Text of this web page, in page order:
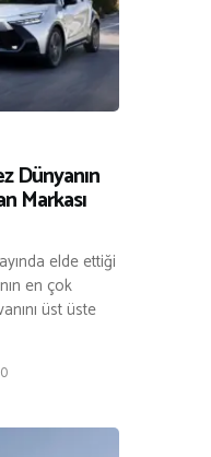
Dünyanın
Markası
elde ettiği
en çok
üst üste
0